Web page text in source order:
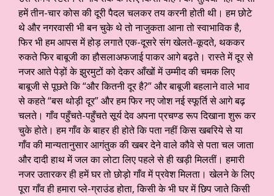
हमें तीन-चार कोस की दूरी पैदल चलकर तय करनी होती थी। हम छोटे
थे और नगरवासी भी बन चुके थे तो नाजुकता आना तो स्वाभाविक है,
फिर भी हम आपस में होड़ लगाते एक-दूसरे संग खेलते-कूदते, थककर
रुकते फिर बाबूजी का हौसलाअफजाई पाकर आगे बढ़ते। रास्ते में दूर से
नजर आते पेड़ों के झुरमुटों को देकर आँखों में उम्मीद की चमक लिए
बाबूजी से पूछते कि “और कितनी दूर है?” और बाबूजी बहलाने वाले भाव
से कहते “बस थोड़ी दूर” और हम फिर नए जोश नई स्फूर्ति से आगे बढ़
चलते। गाँव पहुँचते-पहुँचते सूर्य देव अपना प्रचण्ड रूप दिखाना शुरू कर
चुके होते। हम गाँव के बाहर ही होते कि पता नहीं किस खबरिये से या
गाँव की मान्यतानुसार आगंतुक की खबर देने वाले कौवे से पता चल जाता
और दादी हाथ में जल का लोटा लिए पहले से ही खड़ी मिलतीं। हमारी
नजर उतारकर ही हमें घर तो छोड़ो गाँव में प्रवेश मिलता। खेलने के लिए
पूरा गाँव ही हमारा प्ले-ग्राउंड होता, किसी के भी घर में छिप जाते किसी